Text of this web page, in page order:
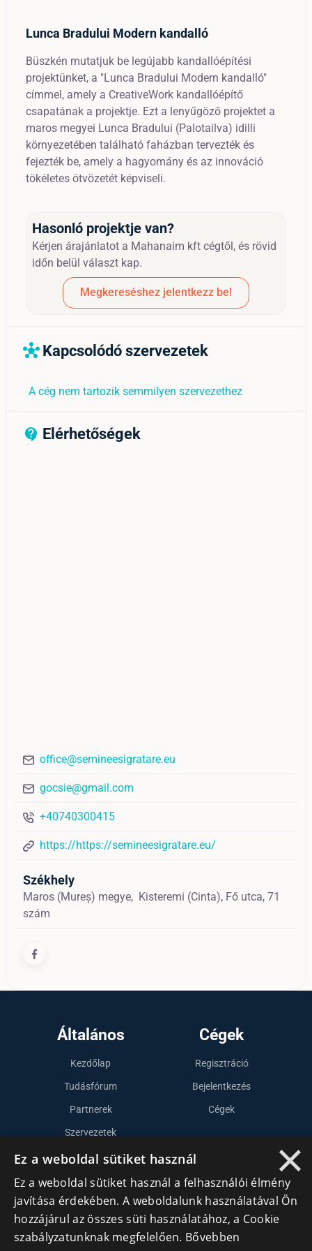
Lunca Bradului Modern kandalló
Büszkén mutatjuk be legújabb kandallóépítési
projektünket, a "Lunca Bradului Modern kandalló"
címmel, amely a CreativeWork kandallóépítő
csapatának a projektje. Ezt a lenyűgöző projektet a
maros megyei Lunca Bradului (Palotailva) idilli
környezetében található faházban tervezték és
fejezték be, amely a hagyomány és az innováció
tökéletes ötvözetét képviseli.
Hasonló projektje van?
Kérjen árajánlatot a Mahanaim kft cégtől, és rövid
időn belül választ kap.
Megkereséshez jelentkezz be!
hub Kapcsolódó szervezetek
A cég nem tartozik semmilyen szervezethez
contact_support_outline
Elérhetőségek
office@semineesigratare.eu
gocsie@gmail.com
+40740300415
https://https://semineesigratare.eu/
Székhely
Maros (Mureș) megye, Kisteremi (Cinta), Fő utca, 71
szám
Általános
Kezdőlap
Tudásfórum
Partnerek
Szervezetek
Kapcsolat
Cégek
Regisztráció
Bejelentkezés
Cégek
Lépj kapcsolatba velünk
info@cegek.ro
×
Ez a weboldal sütiket használ
Ez a weboldal sütiket használ a felhasználói élmény
javítása érdekében. A weboldalunk használatával Ön
hozzájárul az összes süti használatához, a Cookie
szabályzatunknak megfelelően. Bővebben